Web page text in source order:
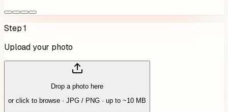
Step 1
Upload your photo
Drop a photo here
or click to browse · JPG / PNG · up to ~10 MB